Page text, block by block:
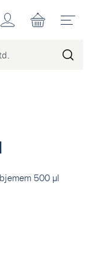
Účet
500 µl